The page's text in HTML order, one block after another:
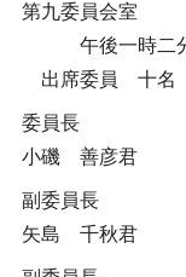
第九委員会室
午後一時二
出席委員 十名
委員長
小磯 善彦君
副委員長
矢島 千秋君